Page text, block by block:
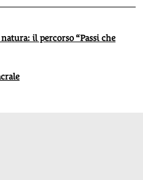
il percorso “Passi che